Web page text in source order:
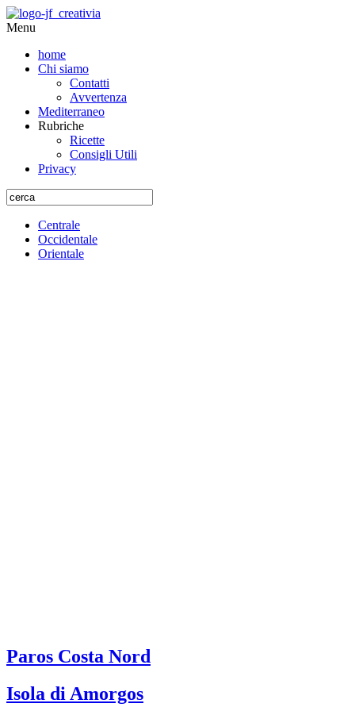
Menu
home
Chi siamo
Contatti
Avvertenza
Mediterraneo
Rubriche
Ricette
Consigli Utili
Privacy
Centrale
Occidentale
Orientale
Paros Costa Nord
Isola di Amorgos